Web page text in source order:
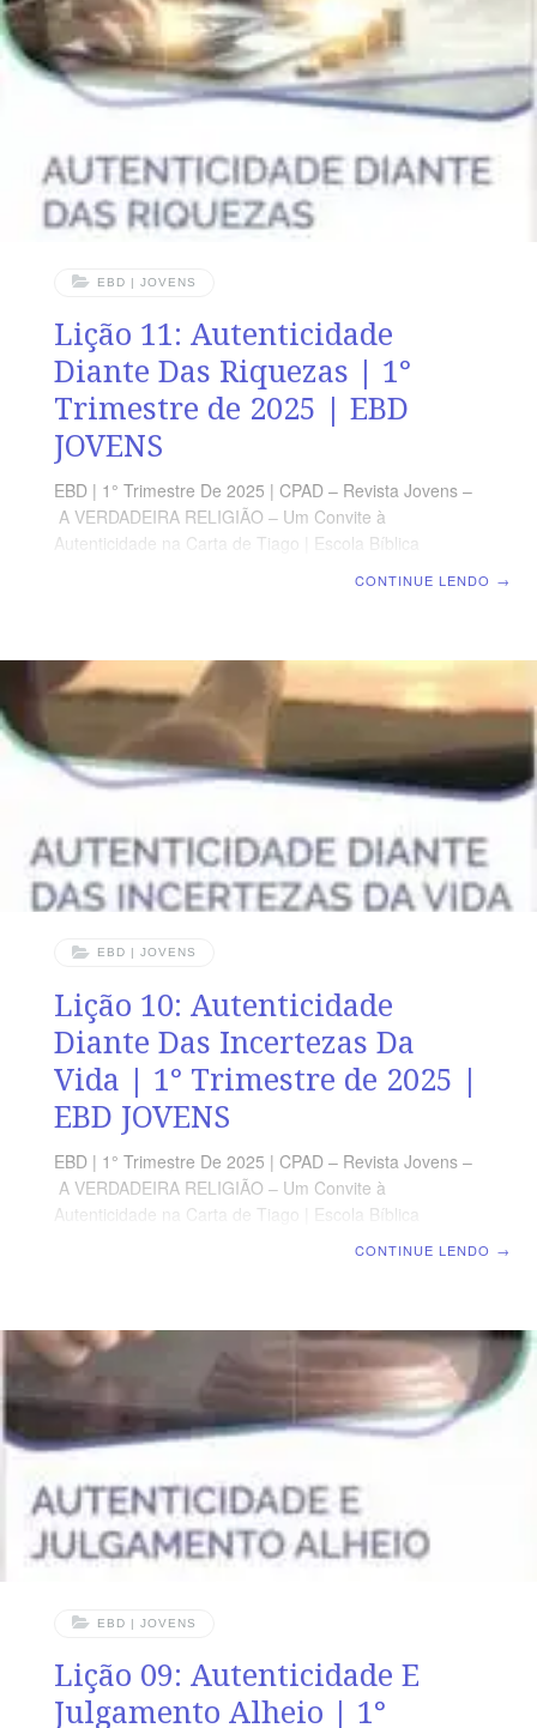
vinda do Senhor, quando seremos recompensados por
Ele. LEITURA SEMANAL SEGUNDA-FEIRA – Is 40.31
Os que esperam no SenhorTERÇA-FEIRA – Rm 13.12
Revesti-vos do Senhor JesusQUARTA-FEIRA – GL 6.9
Não nos cansemos de fazer
EBD | JOVENS
Lição 11: Autenticidade
Diante Das Riquezas | 1°
Trimestre de 2025 | EBD
JOVENS
EBD | 1° Trimestre De 2025 | CPAD – Revista Jovens –
A VERDADEIRA RELIGIÃO – Um Convite à
Autenticidade na Carta de Tiago | Escola Bíblica
homens na perdição e ruína.” (1 Tm 6.9) RESUMO DA
LIÇÃO Deus abomina a ganância e o uso egoísta dos
bens materiais. LEITURA SEMANAL SEGUNDA-FEIRA
– Pv 11.4 As riquezas não livram da ira divinaTERÇA-
FEIRA – Pv 13.11 O
CONTINUE LENDO →
EBD | JOVENS
Lição 10: Autenticidade
Diante Das Incertezas Da
Vida | 1° Trimestre de 2025 |
EBD JOVENS
EBD | 1° Trimestre De 2025 | CPAD – Revista Jovens –
A VERDADEIRA RELIGIÃO – Um Convite à
Autenticidade na Carta de Tiago | Escola Bíblica
confiança em Deus nos proporciona segurança e
orientação em meio às incertezas da vida. LEITURA
SEMANAL SEGUNDA-FEIRA – Pv 16.9 Deus dirige
nossos passosTERÇA-FEIRA – Ec 3.1 Deus tem o
controle do tempoQUARTA-FEIRA – Mt 6.34 Não se
CONTINUE LENDO →
EBD | JOVENS
Lição 09: Autenticidade E
Julgamento Alheio | 1°